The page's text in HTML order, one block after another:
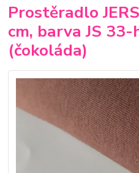
Prostěradlo
cm, barva JS
(čokoláda)